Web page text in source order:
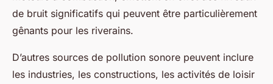
de bruit significatifs qui peuvent être particulièrement
gênants pour les riverains.
D’autres sources de pollution sonore peuvent inclure
les industries, les constructions, les activités de loisir